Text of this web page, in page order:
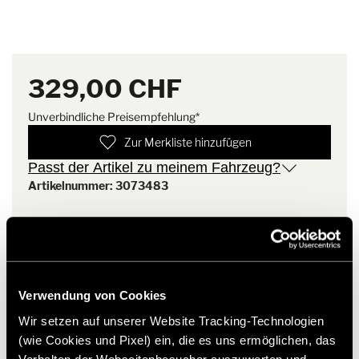
Verwendung von Cookies
Wir setzen auf unserer Website Tracking-Technologien
(wie Cookies und Pixel) ein, die es uns ermöglichen, das
329,00 CHF
Unverbindliche Preisempfehlung*
Zur Merkliste hinzufügen
Passt der Artikel zu meinem Fahrzeug?
Artikelnummer: 3073483
* Hymer Original Zubehör ist nicht ab Werk lieferbar,
sondern ausschließlich über Ihren Handelspartner bestell-
und nachrüstbar. Abbildungen teilweise vorbehaltlich